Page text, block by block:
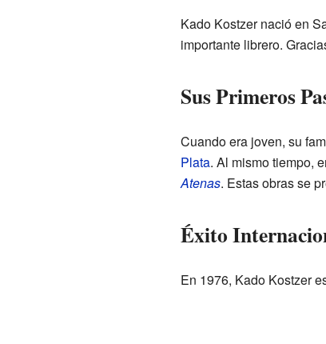
Kado Kostzer nació en
importante librero.
Sus Primeros
Cuando era joven, su
Plata. Al mismo tiempo,
Atenas. Estas obras se
Éxito
En 1976, Kado Kostzer